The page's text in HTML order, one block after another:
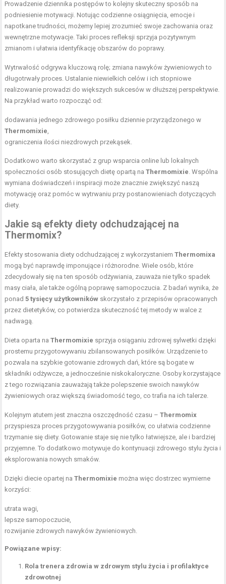
Prowadzenie dziennika postępów to kolejny skuteczny sposób na
podniesienie motywacji. Notując codzienne osiągnięcia, emocje i
napotkane trudności, możemy lepiej zrozumieć swoje zachowania oraz
wewnętrzne motywacje. Taki proces refleksji sprzyja pozytywnym
zmianom i ułatwia identyfikację obszarów do poprawy.
Wytrwałość odgrywa kluczową rolę; zmiana nawyków żywieniowych to
długotrwały proces. Ustalanie niewielkich celów i ich stopniowe
realizowanie prowadzi do większych sukcesów w dłuższej perspektywie.
Na przykład warto rozpocząć od:
dodawania jednego zdrowego posiłku dziennie przyrządzonego w
Thermomixie,
ograniczenia ilości niezdrowych przekąsek.
Dodatkowo warto skorzystać z grup wsparcia online lub lokalnych
społeczności osób stosujących dietę opartą naThermomixie. Wspólna
wymiana doświadczeń i inspiracji może znacznie zwiększyć naszą
motywację oraz pomóc w wytrwaniu przy postanowieniach dotyczących
diety.
Jakie są efekty diety odchudzającej na
Thermomix?
Efekty stosowania diety odchudzającej z wykorzystaniemThermomixa
mogą być naprawdę imponujące i różnorodne. Wiele osób, które
zdecydowały się na ten sposób odżywiania, zauważa nie tylko spadek
masy ciała, ale także ogólną poprawę samopoczucia. Z badań wynika, że
ponad5 tysięcy użytkowników skorzystało z przepisów opracowanych
przez dietetyków, co potwierdza skuteczność tej metody w walce z
nadwagą.
Dieta oparta naThermomixie sprzyja osiąganiu zdrowej sylwetki dzięki
prostemu przygotowywaniu zbilansowanych posiłków. Urządzenie to
pozwala na szybkie gotowanie zdrowych dań, które są bogate w
składniki odżywcze, a jednocześnie niskokaloryczne. Osoby korzystające
z tego rozwiązania zauważają także polepszenie swoich nawyków
żywieniowych oraz większą świadomość tego, co trafia na ich talerze.
Kolejnym atutem jest znaczna oszczędność czasu –Thermomix
przyspiesza proces przygotowywania posiłków, co ułatwia codzienne
trzymanie się diety. Gotowanie staje się nie tylko łatwiejsze, ale i bardziej
przyjemne. To dodatkowo motywuje do kontynuacji zdrowego stylu życia i
eksplorowania nowych smaków.
Dzięki diecie opartej naThermomixie można więc dostrzec wymierne
korzyści:
utrata wagi,
lepsze samopoczucie,
rozwijanie zdrowych nawyków żywieniowych.
Powiązane wpisy:
Rola trenera zdrowia w zdrowym stylu życia i profilaktyce
zdrowotnej